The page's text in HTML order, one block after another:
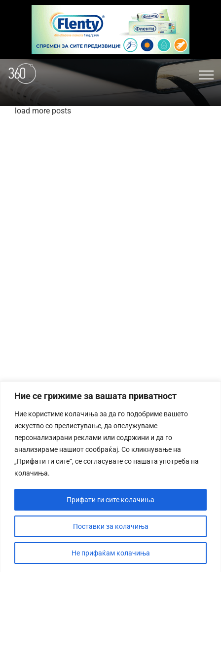
Ние се грижиме за вашата приватност
Ние користиме колачиња за да го подобриме вашето
искуство со прелистување, да опслужуваме
персонализирани реклами или содржини и да го
анализираме нашиот сообраќај. Со кликнување на
„Прифати ги сите“, се согласувате со нашата употреба на
колачиња.
Поставки за колачиња
Не прифаќам колачиња
Прифати ги сите колачиња
load more posts
СТОРИЈА
ДЕБАТА